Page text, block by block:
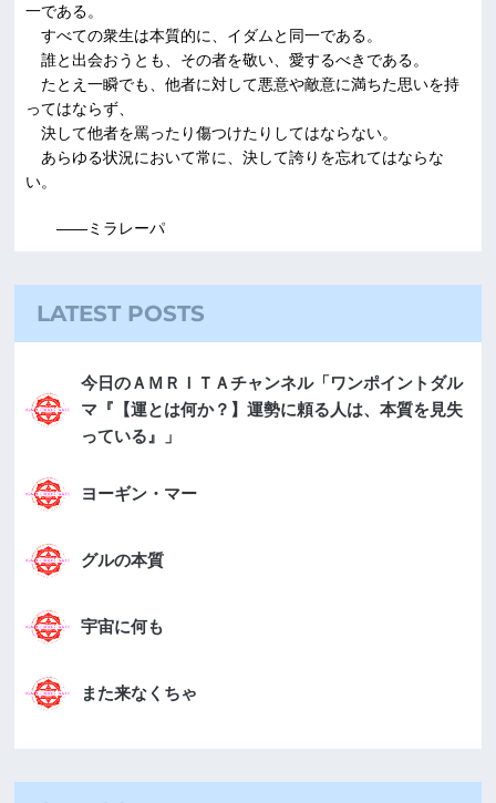
一である。
すべての衆生は本質的に、イダムと同一である。
誰と出会おうとも、その者を敬い、愛するべきである。
たとえ一瞬でも、他者に対して悪意や敵意に満ちた思いを持
ってはならず、
決して他者を罵ったり傷つけたりしてはならない。
あらゆる状況において常に、決して誇りを忘れてはならな
い。
――ミラレーパ
LATEST POSTS
今日のＡＭＲＩＴＡチャンネル「ワンポイントダル
マ『【運とは何か？】運勢に頼る人は、本質を見失
っている』」
ヨーギン・マー
グルの本質
宇宙に何も
また来なくちゃ